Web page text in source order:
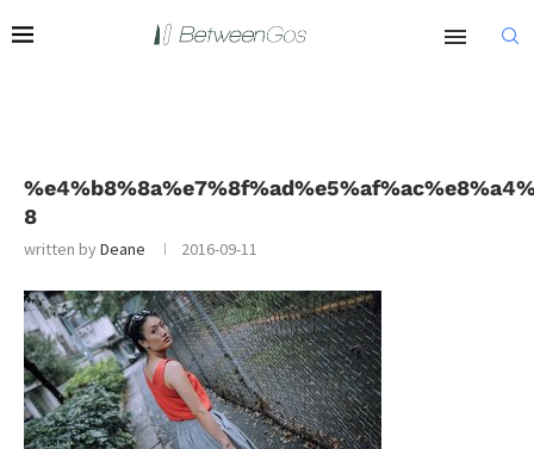
8
written byDeane 2016-09-11